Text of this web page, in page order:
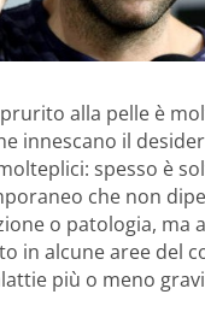
alla pelle è
innescano il
spesso è
che non
o patologia, ma
in alcune aree del
più o meno